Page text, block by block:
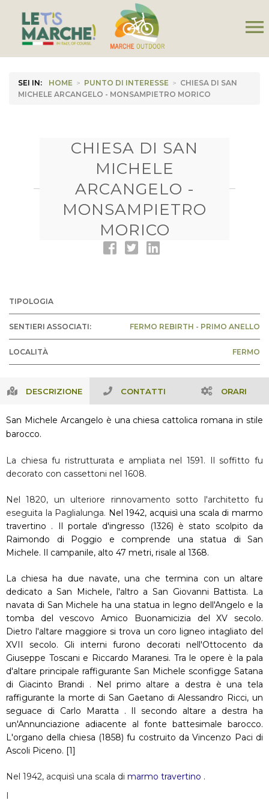
menu
SEI IN: HOME > PUNTO DI INTERESSE > CHIESA DI SAN
MICHELE ARCANGELO - MONSAMPIETRO MORICO
CHIESA DI SAN
MICHELE
ARCANGELO -
MONSAMPIETRO
MORICO
TIPOLOGIA
SENTIERI ASSOCIATI: FERMO REBIRTH - PRIMO ANELLO
LOCALITÀ FERMO
DESCRIZIONE CONTATTI ORARI
San Michele Arcangelo è una chiesa cattolica romana in stile
barocco.
La chiesa fu ristrutturata e ampliata nel 1591. Il soffitto fu
decorato con cassettoni nel 1608.
Nel 1820, un ulteriore rinnovamento sotto l'architetto fu
eseguita la Paglialunga. Nel 1942, acquisì una scala di marmo
travertino . Il portale d'ingresso (1326) è stato scolpito da
Raimondo di Poggio e comprende una statua di San
Michele. Il campanile, alto 47 metri, risale al 1368.
La chiesa ha due navate, una che termina con un altare
dedicato a San Michele, l'altro a San Giovanni Battista. La
navata di San Michele ha una statua in legno dell'Angelo e la
tomba del vescovo Amico Buonamicizia del XV secolo.
Dietro l'altare maggiore si trova un coro ligneo intagliato del
XVII secolo. Gli interni furono decorati nell'Ottocento da
Giuseppe Toscani e Riccardo Maranesi. Tra le opere è la pala
d'altare principale raffigurante San Michele sconfigge Satana
di Giacinto Brandi . Nel primo altare a destra è una tela
raffigurante la morte di San Gaetano di Alessandro Ricci, un
seguace di Carlo Maratta . Il secondo altare a destra ha
un'Annunciazione adiacente al fonte battesimale barocco.
L'organo della chiesa (1858) fu costruito da Vincenzo Paci di
Ascoli Piceno. [1]
Nel 1942, acquisì una scala di marmo travertino .
I